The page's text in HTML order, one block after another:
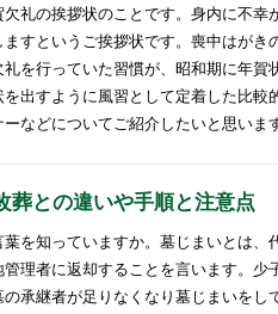
礼の挨拶状のことです。身内に不幸
すというご挨拶状です。喪中はがき
を行っていた習慣が、昭和期に年賀
出すように風習として定着した比較
などについてご紹介したいと思いま
葬との違いや手順と注意点
葉を知っていますか。墓じまいとは
理者に返却することを言います。少
承継者が足りなくなり墓じまいをし